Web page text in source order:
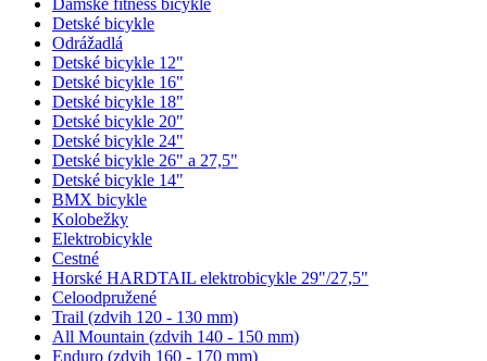
Dámske fitness bicykle
Detské bicykle
Odrážadlá
Detské bicykle 12"
Detské bicykle 16"
Detské bicykle 18"
Detské bicykle 20"
Detské bicykle 24"
Detské bicykle 26" a 27,5"
Detské bicykle 14"
BMX bicykle
Kolobežky
Elektrobicykle
Cestné
Horské HARDTAIL elektrobicykle 29"/27,5"
Celoodpružené
Trail (zdvih 120 - 130 mm)
All Mountain (zdvih 140 - 150 mm)
Enduro (zdvih 160 - 170 mm)